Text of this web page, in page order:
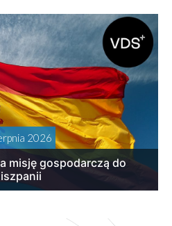
2026
misję gospodarczą do